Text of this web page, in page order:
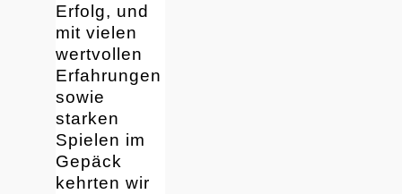
Erfolg, und
mit vielen
wertvollen
Erfahrungen
sowie
starken
Spielen im
Gepäck
kehrten wir